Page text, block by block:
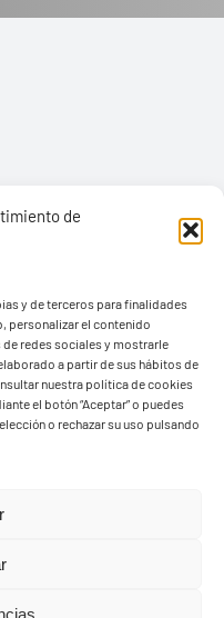
de
y de terceros para finalidades
personalizar el contenido
redes sociales y mostrarle
a partir de sus hábitos de
nuestra política de cookies
el botón “Aceptar” o puedes
o rechazar su uso pulsando